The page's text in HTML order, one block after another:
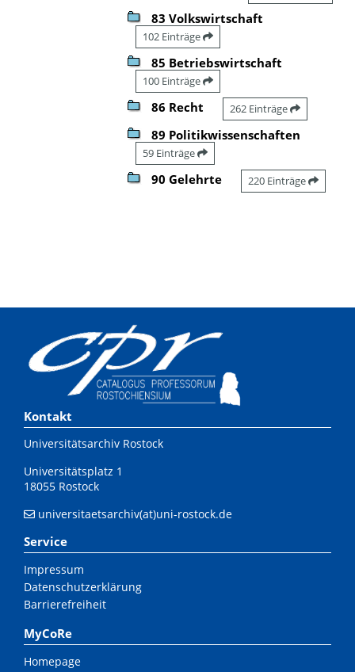
83 Volkswirtschaft
102 Einträge
85 Betriebswirtschaft
100 Einträge
86 Recht 262 Einträge
89 Politikwissenschaften
59 Einträge
90 Gelehrte 220 Einträge
Kontakt
Universitätsarchiv Rostock
Universitätsplatz 1
18055 Rostock
universitaetsarchiv(at)uni-rostock.de
Service
Impressum
Datenschutzerklärung
Barrierefreiheit
MyCoRe
Homepage